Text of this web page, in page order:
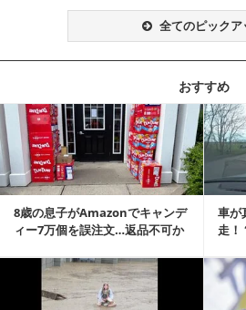
全てのピックア
おすすめ
8歳の息子がAmazonでキャンデ
ィー7万個を誤注文…返品不可か
車が
走！
記事を読む
記事を読む